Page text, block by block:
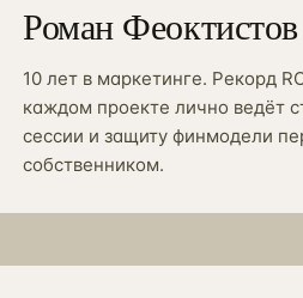
Роман Феоктистов
10 лет в маркетинге. Рекорд
каждом проекте лично ведёт
сессии и защиту финмодели
собственником.